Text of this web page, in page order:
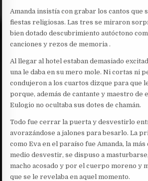
Amanda insistía con grabar los cantos que
fiestas religiosas. Las tres se miraron
bien dotado descubrimiento autóctono
canciones y rezos de memoria .
Al llegar al hotel estaban demasiado
una le daba en su mero mole. Ni cortas ni
condujeron a los cuartos dizque para que
porque, además de cantante y maestro de
Eulogio no ocultaba sus dotes de chamán.
Todo fue cerrar la puerta y desvestirlo
avorazándose a jalones para besarlo. La
como Eva en el paraíso fue Amanda, la más
medio desvestir, se dispuso a
macho acosado y por el cuerpo moreno y
que se le revelaba en aquel momento.